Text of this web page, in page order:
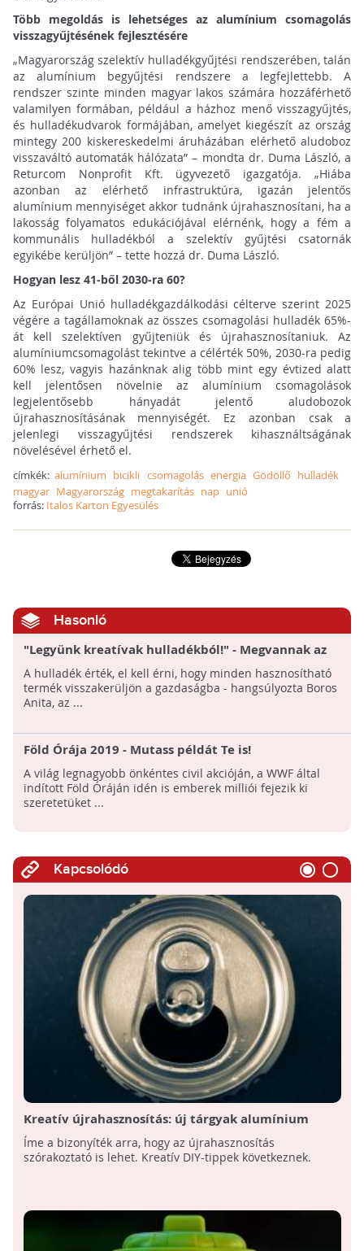
Több megoldás is lehetséges az alumínium csomagolás
visszagyűjtésének fejlesztésére
„Magyarország szelektív hulladékgyűjtési rendszerében, talán
az alumínium begyűjtési rendszere a legfejlettebb. A
rendszer szinte minden magyar lakos számára hozzáférhető
valamilyen formában, például a házhoz menő visszagyűjtés,
és hulladékudvarok formájában, amelyet kiegészít az ország
mintegy 200 kiskereskedelmi áruházában elérhető aludoboz
visszaváltó automaták hálózata” – mondta dr. Duma László, a
Returcom Nonprofit Kft. ügyvezető igazgatója. „Hiába
azonban az elérhető infrastruktúra, igazán jelentős
alumínium mennyiséget akkor tudnánk újrahasznosítani, ha a
lakosság folyamatos edukációjával elérnénk, hogy a fém a
kommunális hulladékból a szelektív gyűjtési csatornák
egyikébe kerüljön” – tette hozzá dr. Duma László.
Hogyan lesz 41-ből 2030-ra 60?
Az Európai Unió hulladékgazdálkodási célterve szerint 2025
végére a tagállamoknak az összes csomagolási hulladék 65%-
át kell szelektíven gyűjteniük és újrahasznosítaniuk. Az
alumíniumcsomagolást tekintve a célérték 50%, 2030-ra pedig
60% lesz, vagyis hazánknak alig több mint egy évtized alatt
kell jelentősen növelnie az alumínium csomagolások
legjelentősebb hányadát jelentő aludobozok
újrahasznosításának mennyiségét. Ez azonban csak a
jelenlegi visszagyűjtési rendszerek kihasználtságának
növelésével érhető el.
címkék:alumínium bicikli csomagolás energia Gödöllő hulladék
magyar Magyarország megtakarítás nap unió
forrás: Italos Karton Egyesülés
Hasonló
"Legyünk kreatívak hulladékból!" - Megvannak az
ITM pályázatának nyertesei
A hulladék érték, el kell érni, hogy minden hasznosítható
termék visszakerüljön a gazdaságba - hangsúlyozta Boros
Anita, az ...
Föld Órája 2019 - Mutass példát Te is!
A világ legnagyobb önkéntes civil akcióján, a WWF által
indított Föld Óráján idén is emberek milliói fejezik ki
szeretetüket ...
Kapcsolódó
Kreatív újrahasznosítás: új tárgyak alumínium
italosdobozokból
Íme a bizonyíték arra, hogy az újrahasznosítás
szórakoztató is lehet. Kreatív DIY-tippek következnek.